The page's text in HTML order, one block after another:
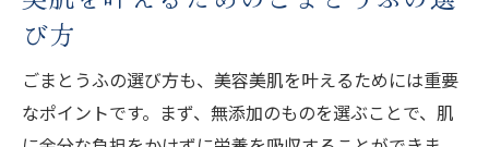
び方
ごまとうふの選び方も、美容美肌を叶えるためには重要
なポイントです。まず、無添加のものを選ぶことで、肌